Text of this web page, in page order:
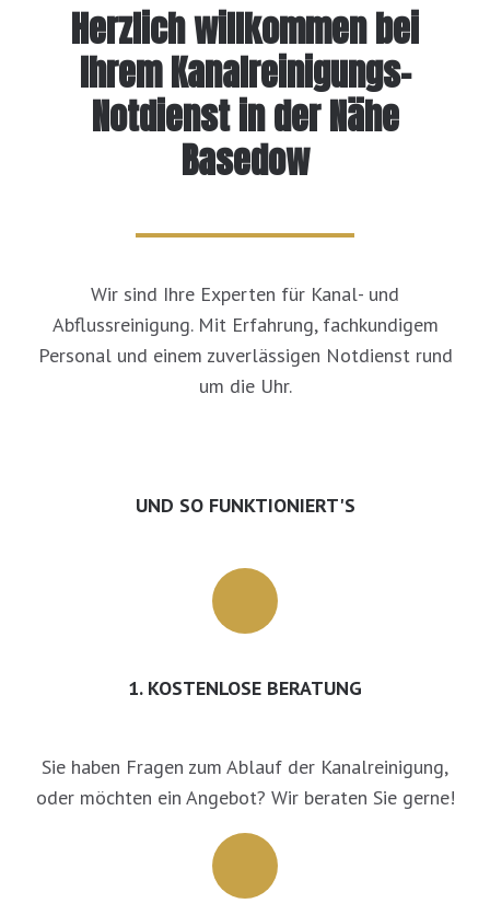
Herzlich willkommen bei
Ihrem Kanalreinigungs-
Notdienst in der Nähe
Basedow
Wir sind Ihre Experten für Kanal- und
Abflussreinigung. Mit Erfahrung, fachkundigem
Personal und einem zuverlässigen Notdienst rund
um die Uhr.
UND SO FUNKTIONIERT'S
1. KOSTENLOSE BERATUNG
Sie haben Fragen zum Ablauf der Kanalreinigung,
oder möchten ein Angebot? Wir beraten Sie gerne!